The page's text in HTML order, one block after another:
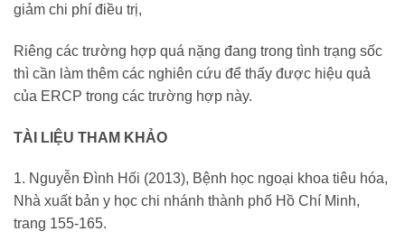
giảm chi phí điều trị,
Riêng các trường hợp quá nặng đang trong tình trạng sốc
thì cần làm thêm các nghiên cứu để thấy được hiệu quả
của ERCP trong các trường hợp này.
TÀI LIỆU THAM KHẢO
1. Nguyễn Đình Hối (2013), Bệnh học ngoại khoa tiêu hóa,
Nhà xuất bản y học chi nhánh thành phố Hồ Chí Minh,
trang 155-165.